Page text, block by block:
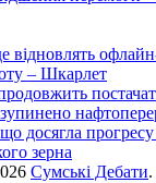
відновлять
– Шкарлет
досягла
зерна
Сумські Дебати.